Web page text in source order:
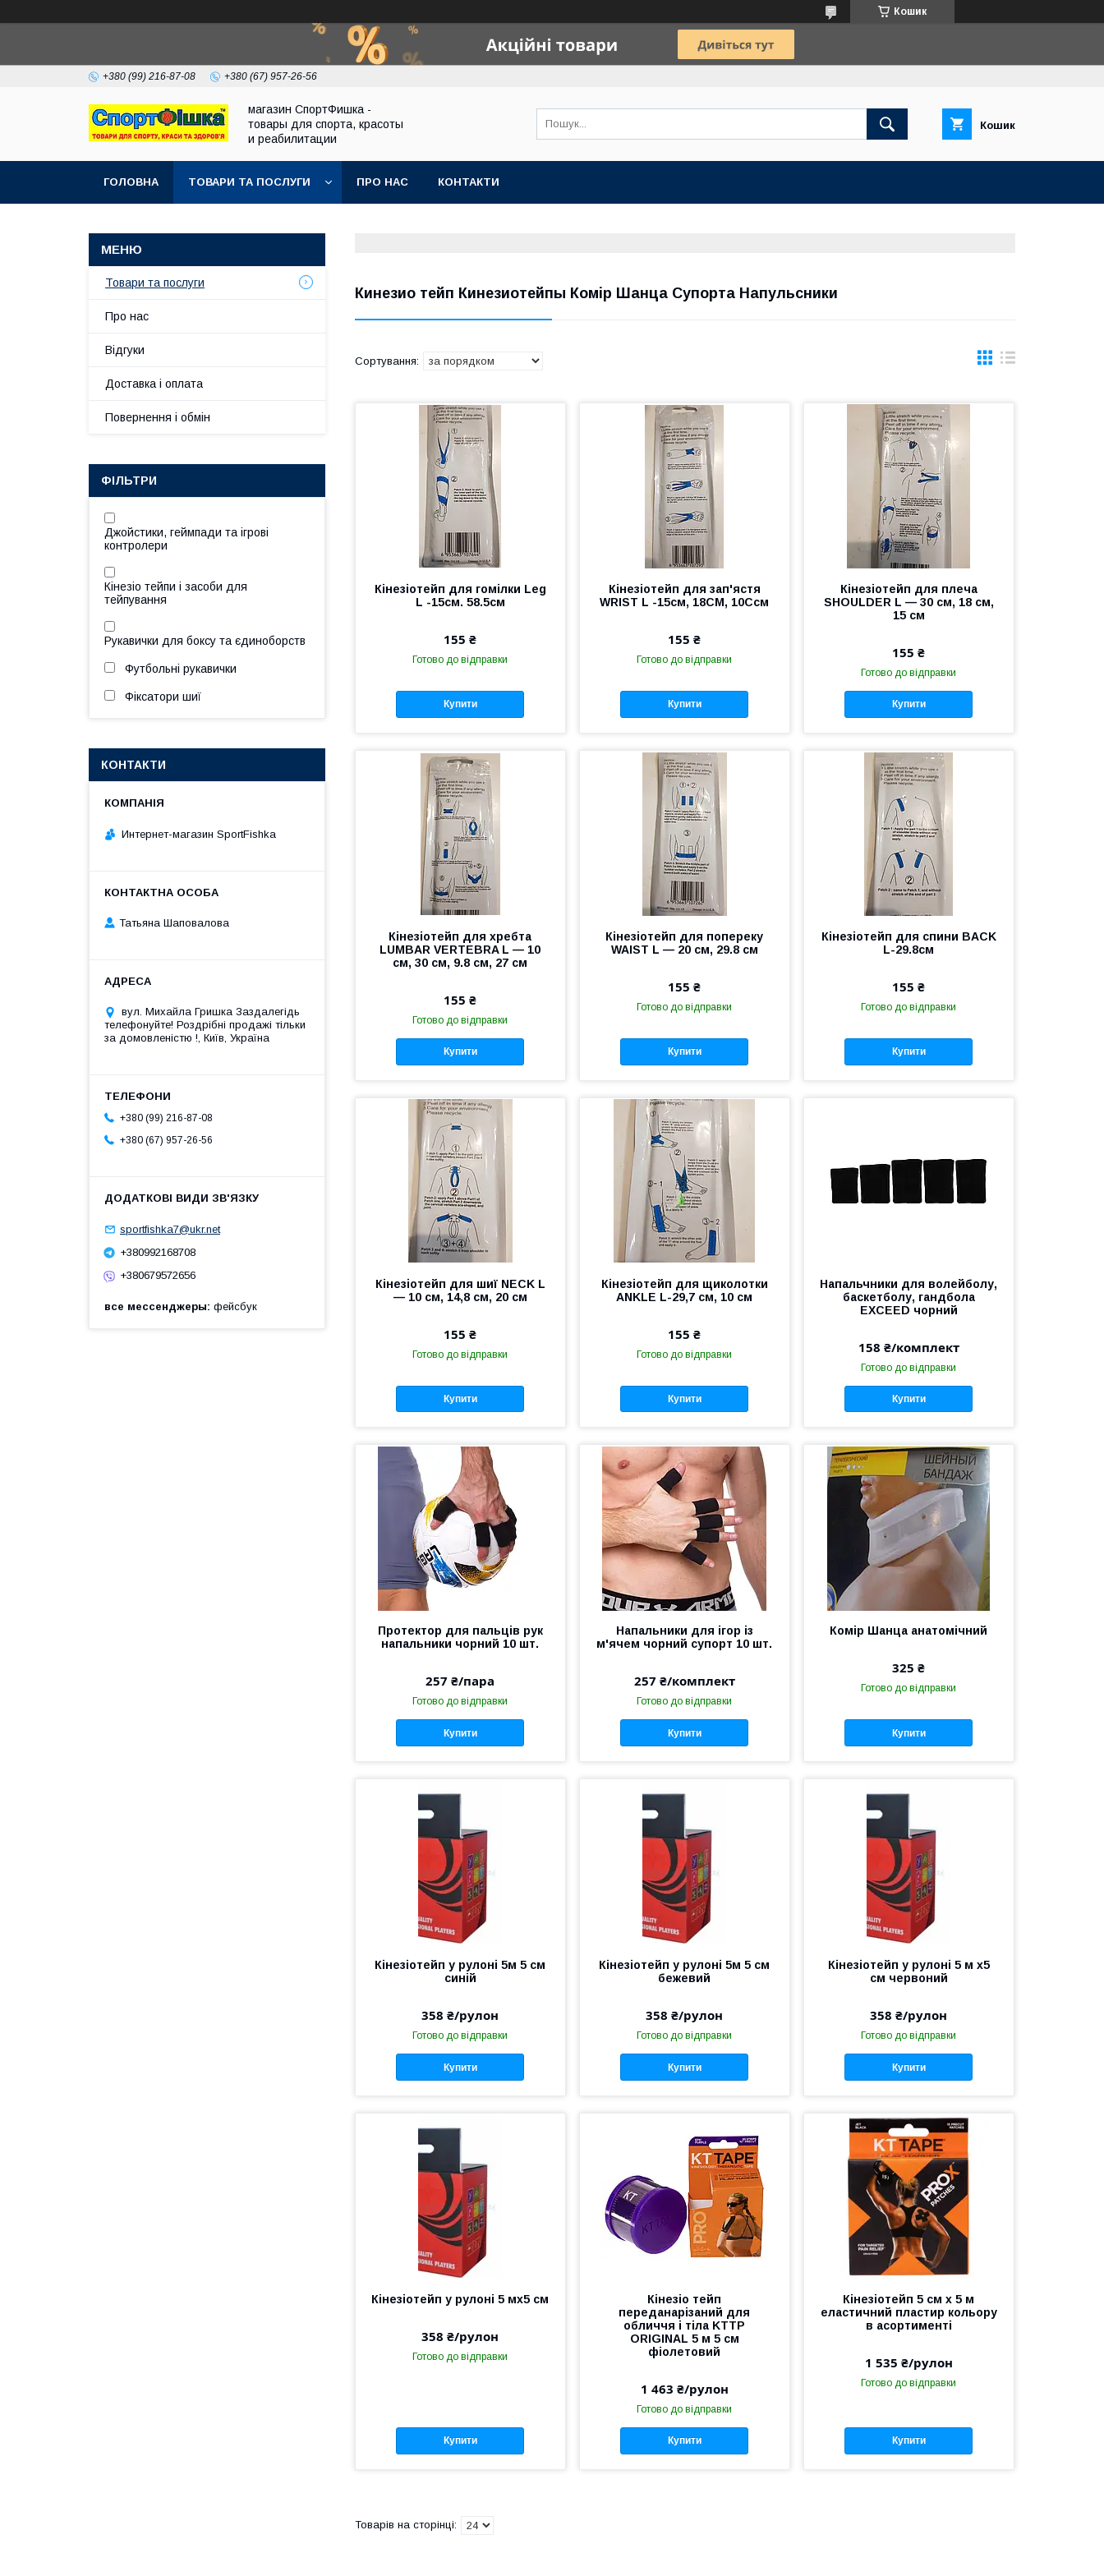
Кошик
+380 (99) 216-87-08 +380 (67) 957-26-56
магазин СпортФишка -
товары для спорта, красоты
и реабилитации
Кошик
ГОЛОВНА ТОВАРИ ТА ПОСЛУГИ ПРО НАС КОНТАКТИ
Кинезио тейп Кинезиотейпы Комір Шанца Супорта Напульсники
Кінезіотейп для гомілки Leg
L -15cм. 58.5см
155 ₴
Готово до відправки
Купити
Кінезіотейп для зап'ястя
WRIST L -15cм, 18СМ, 10Ссм
155 ₴
Готово до відправки
Купити
Кінезіотейп для плеча
SHOULDER L — 30 см, 18 см,
15 см
155 ₴
Готово до відправки
Купити
Кінезіотейп для хребта
LUMBAR VERTEBRA L — 10
см, 30 см, 9.8 см, 27 см
155 ₴
Готово до відправки
Купити
Кінезіотейп для попереку
WAIST L — 20 см, 29.8 см
155 ₴
Готово до відправки
Купити
Кінезіотейп для спини BACK
L-29.8cм
155 ₴
Готово до відправки
Купити
Кінезіотейп для шиї NECK L
— 10 см, 14,8 см, 20 см
155 ₴
Готово до відправки
Купити
Кінезіотейп для щиколотки
ANKLE L-29,7 см, 10 см
155 ₴
Готово до відправки
Купити
Напальчники для волейболу,
баскетболу, гандбола
EXCEED чорний
158 ₴/комплект
Готово до відправки
Купити
Протектор для пальців рук
напальники чорний 10 шт.
257 ₴/пара
Готово до відправки
Купити
Напальники для ігор із
м'ячем чорний супорт 10 шт.
257 ₴/комплект
Готово до відправки
Купити
Комір Шанца анатомічний
325 ₴
Готово до відправки
Купити
Кінезіотейп у рулоні 5м 5 см
синій
358 ₴/рулон
Готово до відправки
Купити
Кінезіотейп у рулоні 5м 5 см
бежевий
358 ₴/рулон
Готово до відправки
Купити
Кінезіотейп у рулоні 5 м х5
см червоний
358 ₴/рулон
Готово до відправки
Купити
Кінезіотейп у рулоні 5 мх5 см
358 ₴/рулон
Готово до відправки
Купити
Кінезіо тейп
переданарізаний для
обличчя і тіла KTTP
ORIGINAL 5 м 5 см
фіолетовий
1 463 ₴/рулон
Готово до відправки
Купити
Кінезіотейп 5 см х 5 м
еластичний пластир кольору
в асортименті
1 535 ₴/рулон
Готово до відправки
Купити
Товари та послуги
Про нас
Відгуки
Доставка і оплата
Повернення і обмін
ФІЛЬТРИ
Джойстики, геймпади та ігрові
контролери
Кінезіо тейпи і засоби для
тейпування
Рукавички для боксу та єдиноборств
Футбольні рукавички
Фіксатори шиї
КОНТАКТИ
Интернет-магазин SportFishka
Татьяна Шаповалова
вул. Михайла Гришка Заздалегiдь
телефонуйте! Роздрібні продажі тiльки
за домовленістю !, Київ, Україна
+380 (99) 216-87-08
+380 (67) 957-26-56
sportfishka7@ukr.net
+380992168708
+380679572656
все мессенджеры фейсбук